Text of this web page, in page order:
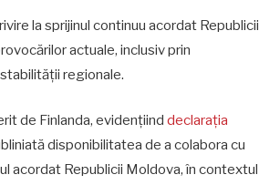
la sprijinul continuu acordat Republicii
actuale, inclusiv prin
regionale.
de Finlanda, evidențiind declarația
disponibilitatea de a colabora cu
acordat Republicii Moldova, în contextul